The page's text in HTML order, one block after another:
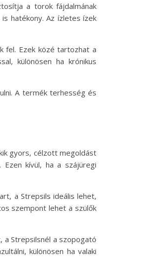
a torok fájdalmának
hatékony. Az ízletes ízek
fel. Ezek közé tartozhat a
különösen ha krónikus
A termék terhesség és
gyors, célzott megoldást
kívül, ha a szájüregi
a Strepsils ideális lehet,
szempont lehet a szülők
a Strepsilsnél a szopogató
különösen ha valaki